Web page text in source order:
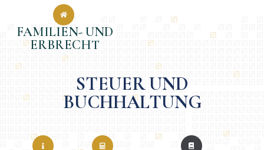
FAMILIEN- UND
ERBRECHT
STEUER UND
BUCHHALTUNG